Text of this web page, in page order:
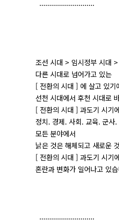
............................
조선 시대 > 임시정부 시대
다른 시대로 넘어가고 있는
[ 전환의 시대 ] 에 살고 있기
선천 시대에서 후천 시대로
[ 전환의 시대 ] 과도기 시기
정치. 경제. 사회. 교육. 군사
모든 분야에서
낡은 것은 해체되고 새로운
[ 전환의 시대 ] 과도기 시기
혼란과 변화가 일어나고 있
............................